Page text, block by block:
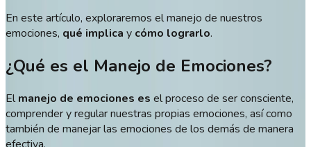
En este artículo, exploraremos el manejo de nuestros
emociones, qué implica y cómo lograrlo.
¿Qué es el Manejo de Emociones?
El manejo de emociones es el proceso de ser consciente,
comprender y regular nuestras propias emociones, así como
también de manejar las emociones de los demás de manera